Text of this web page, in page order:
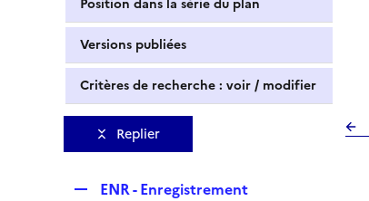
Position dans la série du plan
Versions publiées
Critères de recherche : voir / modifier
Replier
ENR - Enregistrement